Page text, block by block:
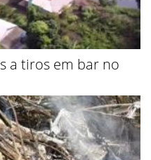
a tiros em bar no